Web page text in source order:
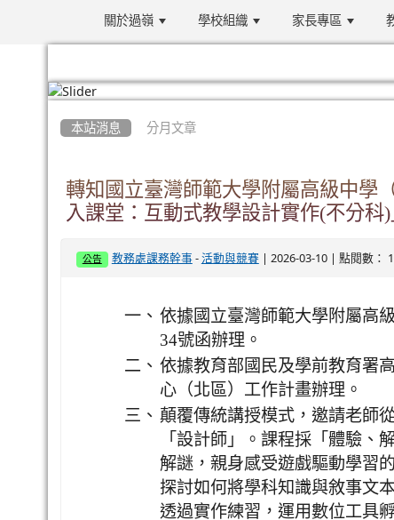
關於過嶺 學校組織 家長專區
本站消息 分月文章
轉知國立臺灣師範大學附屬高級中學
入課堂：互動式教學設計實作(不分
公告 教務處課務幹事- 活動與競賽| 2026-03-10 | 點閱數：
一、 依據國立臺灣師範大學附屬高
34號函辦理。
二、 依據教育部國民及學前教育署
心（北區）工作計畫辦理。
三、 顛覆傳統講授模式，邀請老師
「設計師」。課程採「體驗、
解謎，親身感受遊戲驅動學習
探討如何將學科知識與敘事文
透過實作練習，運用數位工具